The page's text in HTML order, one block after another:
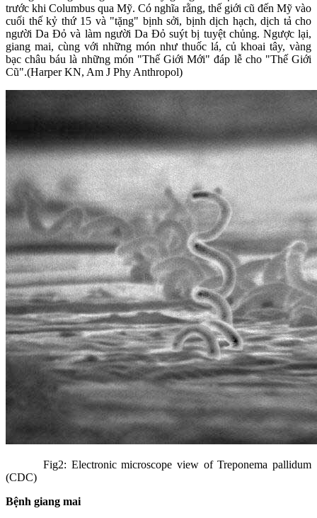
trước khi Columbus qua Mỹ. Có nghĩa rằng, thế giới cũ đến Mỹ vào
cuối thế kỷ thứ 15 và "tặng" bịnh sởi, bịnh dịch hạch, dịch tả cho
người Da Đỏ và làm người Da Đỏ suýt bị tuyệt chủng. Ngược lại,
giang mai, cùng với những món như thuốc lá, củ khoai tây, vàng
bạc châu báu là những món "Thế Giới Mới" đáp lễ cho "Thế Giới
Cũ".(Harper KN, Am J Phy Anthropol)
Fig2: Electronic microscope view of Treponema pallidum
(CDC)
Bệnh giang mai